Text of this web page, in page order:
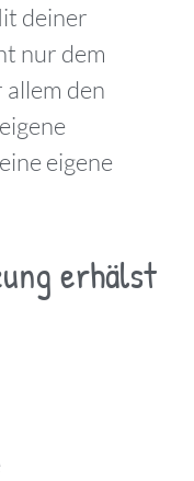
deiner
nur dem
den
eigene
erhälst